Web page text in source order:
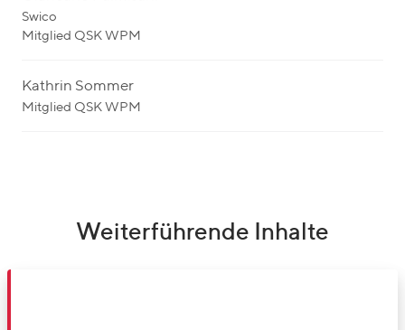
Swico
Mitglied QSK WPM
Kathrin Sommer
Mitglied QSK WPM
Weiterführende Inhalte